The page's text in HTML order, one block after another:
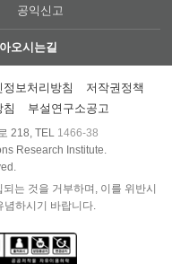
공익신고
오시는길
보처리방침
저작권정책
부설연구소공고
218, TEL 1466-38
Research Institute.
는 것을 거부하며, 이를 위반시
념하시기 바랍니다.